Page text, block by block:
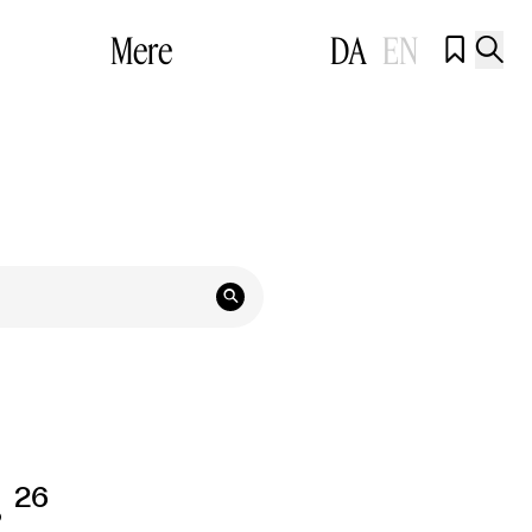
Mere DA EN  

26